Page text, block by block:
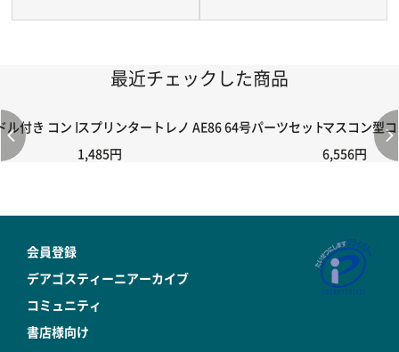
最近チェックした商品
付き コントローラー＆ポイント切り替えスイッチRC-02/C002 /
スプリンタートレノ AE86 64号パーツセット
1,485円
マスコン型
6,556円
会員登録
デアゴスティーニアーカイブ
コミュニティ
書店様向け